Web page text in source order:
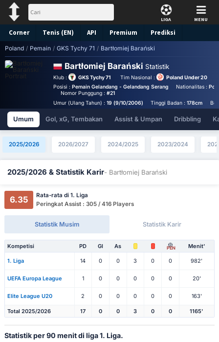
LIGA MENU
Corner Tenis (EN) API Premium Prediksi
Poland / Pemain / GKS Tychy 71 / Bartłomiej Barański
Bartłomiej Barański Statistik
Klub : GKS Tychy 71 Tim Nasional :
Poland Under 20
Posisi : Pemain Gelandang - Gelandang Serang Nationalitas :
Nomor Punggung :#21
Umur (Ulang Tahun) : 19 (9/10/2006) Tinggi Badan :178cm
Umum Gol, xG, Tembakan Assist & Umpan Dribbling
2025/2026 2026/2027 2024/2025 2023/2024
2025/2026 & Statistik Karir- Bartłomiej Barański
6.35
Rata-rata di 1. Liga
Peringkat Assist : 305 / 416 Players
Statistik Musim Statistik Karir
Kompetisi PD Gl As PEN Menit'
1. Liga 14 0 0 3 0 0 982'
UEFA Europa League 1 0 0 0 0 0 20'
Elite League U20 2 0 0 0 0 0 163'
Total 2025/2026 17 0 0 3 0 0 1165'
Statistik per 90 menit di liga 1. Liga.